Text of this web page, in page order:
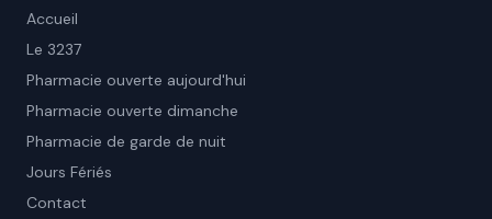
Accueil
Le 3237
Pharmacie ouverte aujourd'hui
Pharmacie ouverte dimanche
Pharmacie de garde de nuit
Jours Fériés
Contact